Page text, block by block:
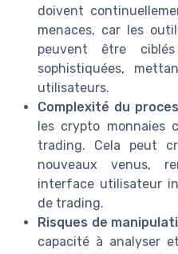
doivent
menaces, car les
peuvent être
sophistiquées,
utilisateurs.
Complexité du
les crypto monnaies
trading. Cela peut
nouveaux venus,
interface utilisateur
de trading.
Risques de
capacité à analyser